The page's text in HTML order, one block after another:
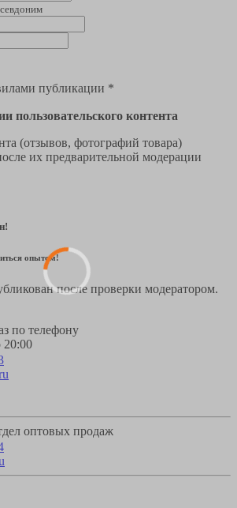
публикации *
пользовательского контента
(отзывов, фотографий товара)
их предварительной модерации
опытом!
после проверки модератором.
по телефону
20:00
оптовых продаж